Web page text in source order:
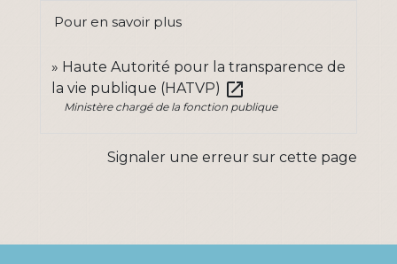
Pour en savoir plus
Haute Autorité pour la transparence de
la vie publique (HATVP) open_in_new
Ministère chargé de la fonction publique
Signaler une erreur sur cette page